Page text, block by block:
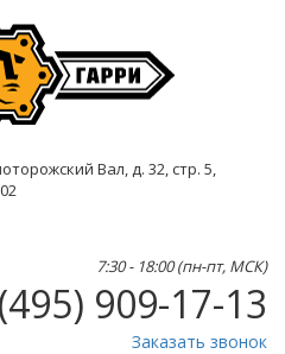
Вал, д. 32, стр. 5,
7:30 - 18:00 (пн-пт, МСК)
909-17-13
Заказать звонок